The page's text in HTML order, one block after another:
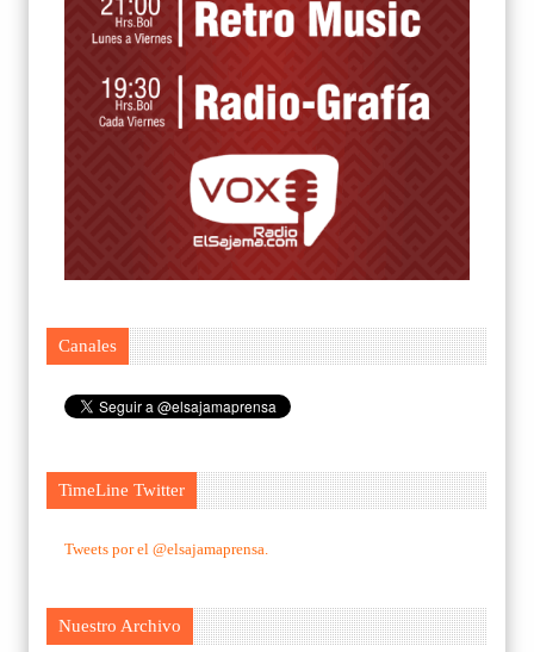
Canales
TimeLine Twitter
Tweets por el @elsajamaprensa.
Nuestro Archivo